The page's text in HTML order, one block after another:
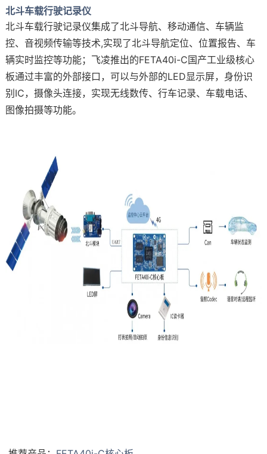
北斗车载行驶记录仪
北斗车载行驶记录仪集成了北斗导航、移动通信、车辆监
控、音视频传输等技术,实现了北斗导航定位、位置报告、车
辆实时监控等功能；飞凌推出的FETA40i-C国产工业级核心
板通过丰富的外部接口，可以与外部的LED显示屏，身份识
别IC，摄像头连接，实现无线数传、行车记录、车载电话、
图像拍摄等功能。